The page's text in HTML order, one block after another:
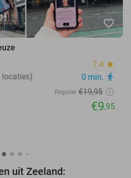
favorite_border
7.4 star
locaties) 0 min. directions_walk
Regulier €19,95
€9,95
uit Zeeland: